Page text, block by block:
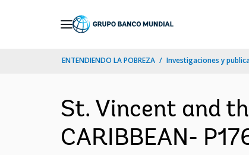
ENTENDIENDO LA POBREZA Investigaciones y
St. Vincent and
CARIBBEAN-